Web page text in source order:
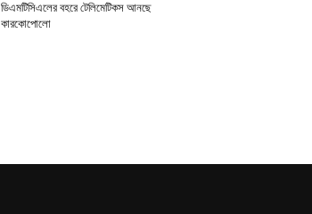
ডিএমটিসিএলের বহরে টেলিমেটিকস আনছে
কারকোপোলো